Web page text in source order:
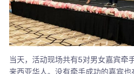
当天，活动现场共有5对男女嘉宾牵
来西亚华人。没有牵手成功的嘉宾